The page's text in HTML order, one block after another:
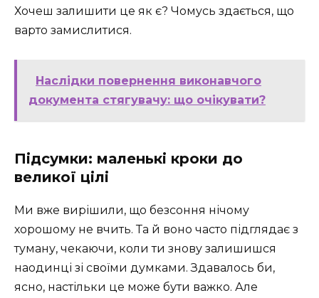
Хочеш залишити це як є? Чомусь здається, що
варто замислитися.
Наслідки повернення виконавчого
документа стягувачу: що очікувати?
Підсумки: маленькі кроки до
великої цілі
Ми вже вирішили, що безсоння нічому
хорошому не вчить. Та й воно часто підглядає з
туману, чекаючи, коли ти знову залишишся
наодинці зі своїми думками. Здавалось би,
ясно, настільки це може бути важко. Але